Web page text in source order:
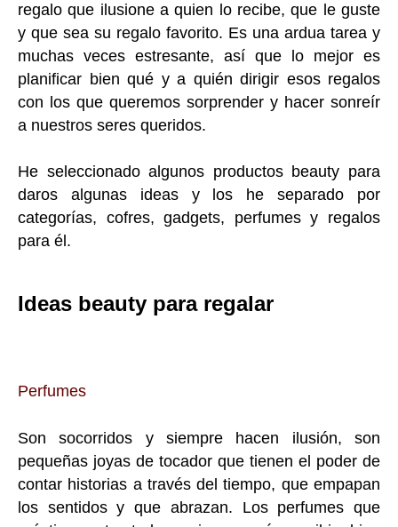
regalo que ilusione a quien lo recibe, que le guste
y que sea su regalo favorito. Es una ardua tarea y
muchas veces estresante, así que lo mejor es
planificar bien qué y a quién dirigir esos regalos
con los que queremos sorprender y hacer sonreír
a nuestros seres queridos.
He seleccionado algunos productos beauty para
daros algunas ideas y los he separado por
categorías, cofres, gadgets, perfumes y regalos
para él.
Ideas beauty para regalar
Perfumes
Son socorridos y siempre hacen ilusión, son
pequeñas joyas de tocador que tienen el poder de
contar historias a través del tiempo, que empapan
los sentidos y que abrazan. Los perfumes que